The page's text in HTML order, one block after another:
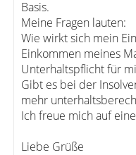
Basis.
Meine Fragen lauten:
Wie wirkt sich mein
Einkommen meines
Unterhaltspflicht für
Gibt es bei der
mehr
Ich freue mich auf
Liebe Grüße